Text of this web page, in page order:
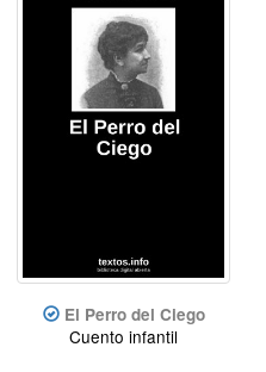
El Perro del Ciego
Cuento infantil